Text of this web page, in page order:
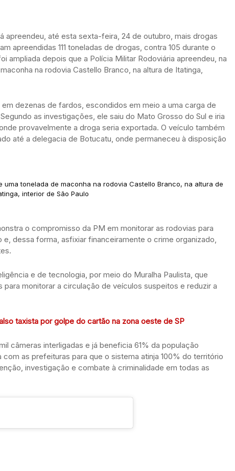
apreendeu, até esta sexta-feira, 24 de outubro, mais drogas
apreendidas 111 toneladas de drogas, contra 105 durante o
ampliada depois que a Polícia Militar Rodoviária apreendeu, na
na rodovia Castello Branco, na altura de Itatinga,
dezenas de fardos, escondidos em meio a uma carga de
as investigações, ele saiu do Mato Grosso do Sul e iria
provavelmente a droga seria exportada. O veículo também
até a delegacia de Botucatu, onde permaneceu à disposição
uma tonelada de maconha na rodovia Castello Branco, na altura de
interior de São Paulo
o compromisso da PM em monitorar as rodovias para
dessa forma, asfixiar financeiramente o crime organizado,
e de tecnologia, por meio do Muralha Paulista, que
monitorar a circulação de veículos suspeitos e reduzir a
taxista por golpe do cartão na zona oeste de SP
câmeras interligadas e já beneficia 61% da população
com as prefeituras para que o sistema atinja 100% do território
investigação e combate à criminalidade em todas as